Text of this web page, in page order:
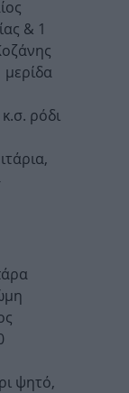
& 1
μερίδα
ρόδι
ψητό,